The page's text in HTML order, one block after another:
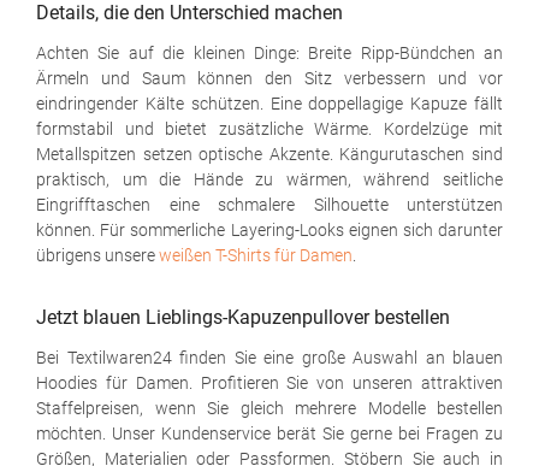
Details, die den Unterschied machen
Achten Sie auf die kleinen Dinge: Breite Ripp-Bündchen an
Ärmeln und Saum können den Sitz verbessern und vor
eindringender Kälte schützen. Eine doppellagige Kapuze fällt
formstabil und bietet zusätzliche Wärme. Kordelzüge mit
Metallspitzen setzen optische Akzente. Kängurutaschen sind
praktisch, um die Hände zu wärmen, während seitliche
Eingrifftaschen eine schmalere Silhouette unterstützen
können. Für sommerliche Layering-Looks eignen sich darunter
übrigens unsereweißen T-Shirts für Damen
Jetzt blauen Lieblings-Kapuzenpullover bestellen
Bei Textilwaren24 finden Sie eine große Auswahl an blauen
Hoodies für Damen. Profitieren Sie von unseren attraktiven
Staffelpreisen, wenn Sie gleich mehrere Modelle bestellen
möchten. Unser Kundenservice berät Sie gerne bei Fragen zu
Größen, Materialien oder Passformen. Stöbern Sie auch in